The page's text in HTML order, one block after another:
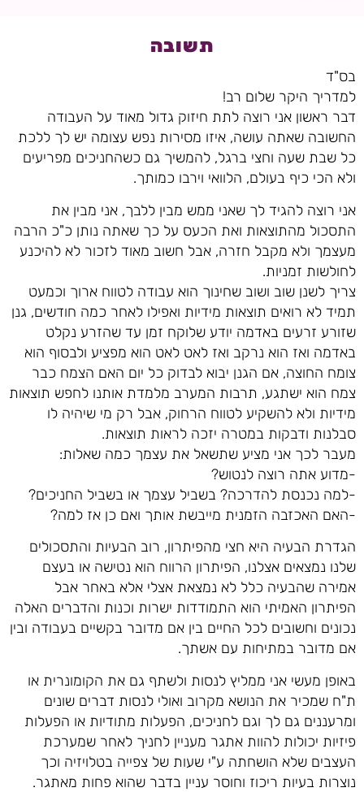
תשובה
בס"ד
למדריך היקר שלום רב!
דבר ראשון אני רוצה לתת חיזוק גדול מאוד על העבודה
החשובה שאתה עושה, איזו מסירות נפש עצומה יש לך ללכת
כל שבת שעה וחצי ברגל, להמשיך גם כשהחניכים מפריעים
ולא הכי כיף בעולם, הלוואי וירבו כמותך.
אני רוצה להגיד לך שאני ממש מבין ללבך, אני מבין את
התסכול מהתוצאות ואת הכעס על כך שאתה נותן כ"כ הרבה
מעצמך ולא מקבל חזרה, אבל חשוב מאוד לזכור לא להיכנע
לחולשות זמניות.
צריך לשנן שוב ושוב שחינוך הוא עבודה לטווח ארוך וכמעט
תמיד לא רואים תוצאות מידיות ואפילו לאחר כמה חודשים, גנן
שזורע זרעים באדמה יודע שלוקח זמן עד שהזרע נקלט
באדמה ואז הוא נרקב ואז לאט לאט הוא מפציע ולבסוף הוא
צומח החוצה, אם הגנן יבוא לבדוק כל יום האם הצמח כבר
צמח הוא ישתגע, תרבות המערב מלמדת אותנו לחפש תוצאות
מידיות ולא להשקיע לטווח הרחוק, אבל רק מי שיהיה לו
סבלנות ודבקות במטרה יזכה לראות תוצאות.
מעבר לכך אני מציע שתשאל את עצמך כמה שאלות:
-מדוע אתה רוצה לנטוש?
-למה נכנסת להדרכה? בשביל עצמך או בשביל החניכים?
-האם האכזבה הזמנית מייבשת אותך ואם כן אז למה?
הגדרת הבעיה היא חצי מהפיתרון, רוב הבעיות והתסכולים
שלנו נמצאים אצלנו, הפיתרון הרווח הוא נטישה או בעצם
אמירה שהבעיה כלל לא נמצאת אצלי אלא באחר אבל
הפיתרון האמיתי הוא התמודדות ישרות וכנות והדברים האלה
נכונים וחשובים לכל החיים בין אם מדובר בקשיים בעבודה ובין
אם מדובר במתיחות עם אשתך.
באופן מעשי אני ממליץ לנסות ולשתף גם את הקומונרית או
ת"ח שמכיר את הנושא מקרוב ואולי לנסות דברים שונים
ומרעננים גם לך וגם לחניכים, הפעלות מתודיות או הפעלות
פיזיות יכולות להוות אתגר מעניין לחניך לאחר שמערכת
העצבים שלא הושחתה ע"י שעות של צפייה בטלויזיה וכך
נוצרות בעיות ריכוז וחוסר עניין בדבר שהוא פחות מאתגר.